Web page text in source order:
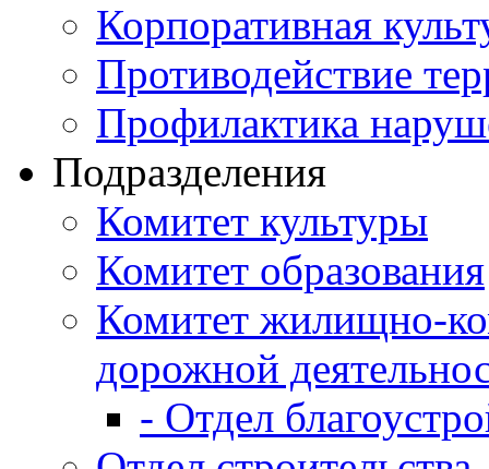
Корпоративная
Противодействие
Профилактика
Подразделения
Комитет культуры
Комитет образования
Комитет жилищно-
дорожной
- Отдел